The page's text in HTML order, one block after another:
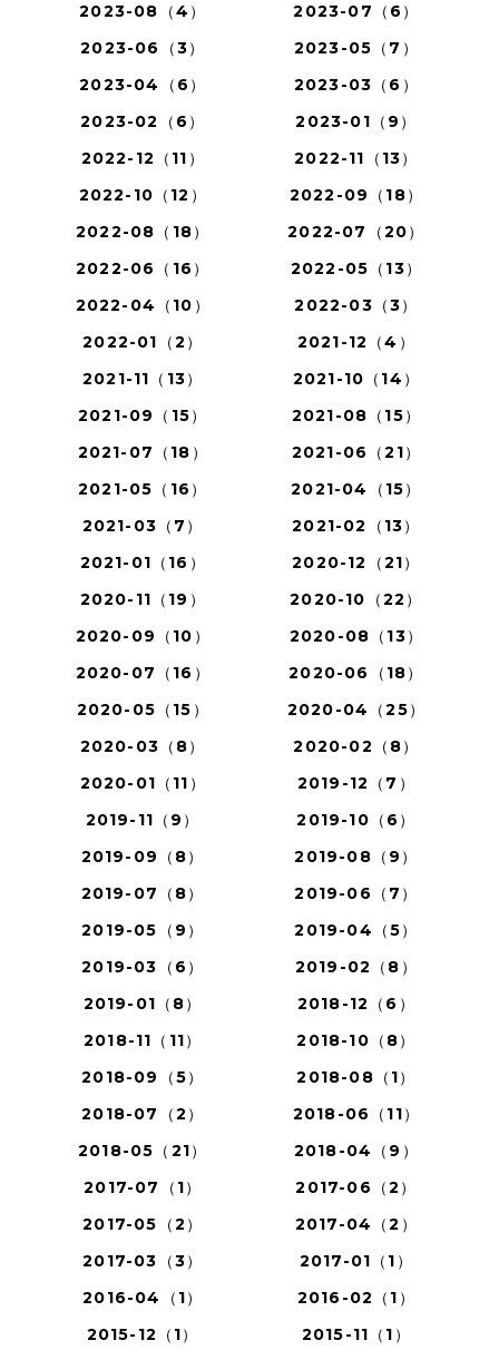
2023-08（4）
2023-07（6）
2023-06（3）
2023-05（7）
2023-04（6）
2023-03（6）
2023-02（6）
2023-01（9）
2022-12（11）
2022-11（13）
2022-10（12）
2022-09（18）
2022-08（18）
2022-07（20）
2022-06（16）
2022-05（13）
2022-04（10）
2022-03（3）
2022-01（2）
2021-12（4）
2021-11（13）
2021-10（14）
2021-09（15）
2021-08（15）
2021-07（18）
2021-06（21）
2021-05（16）
2021-04（15）
2021-03（7）
2021-02（13）
2021-01（16）
2020-12（21）
2020-11（19）
2020-10（22）
2020-09（10）
2020-08（13）
2020-07（16）
2020-06（18）
2020-05（15）
2020-04（25）
2020-03（8）
2020-02（8）
2020-01（11）
2019-12（7）
2019-11（9）
2019-10（6）
2019-09（8）
2019-08（9）
2019-07（8）
2019-06（7）
2019-05（9）
2019-04（5）
2019-03（6）
2019-02（8）
2019-01（8）
2018-12（6）
2018-11（11）
2018-10（8）
2018-09（5）
2018-08（1）
2018-07（2）
2018-06（11）
2018-05（21）
2018-04（9）
2017-07（1）
2017-06（2）
2017-05（2）
2017-04（2）
2017-03（3）
2017-01（1）
2016-04（1）
2016-02（1）
2015-12（1）
2015-11（1）